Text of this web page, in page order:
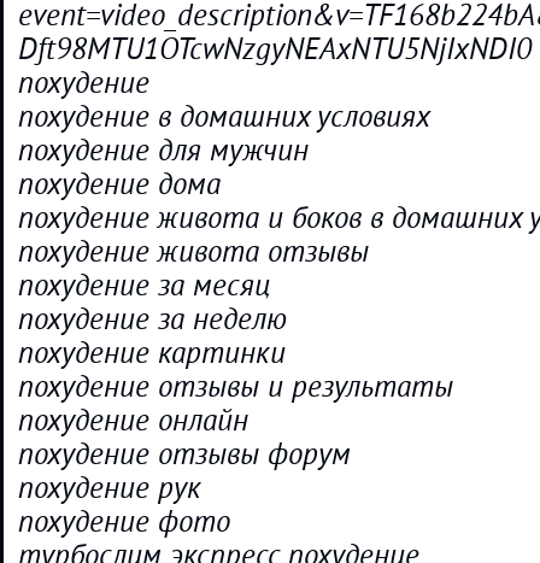
Dft98MTU1OTcwNzgyNEAxNTU5NjIxNDI0
похудение
похудение в домашних условиях
похудение для мужчин
похудение дома
похудение живота и боков в домашних
похудение живота отзывы
похудение за месяц
похудение за неделю
похудение картинки
похудение отзывы и результаты
похудение онлайн
похудение отзывы форум
похудение рук
похудение фото
турбослим экспресс похудение